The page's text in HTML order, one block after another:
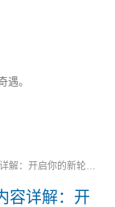
遇。
开启你的新轮回之旅
容详解：开